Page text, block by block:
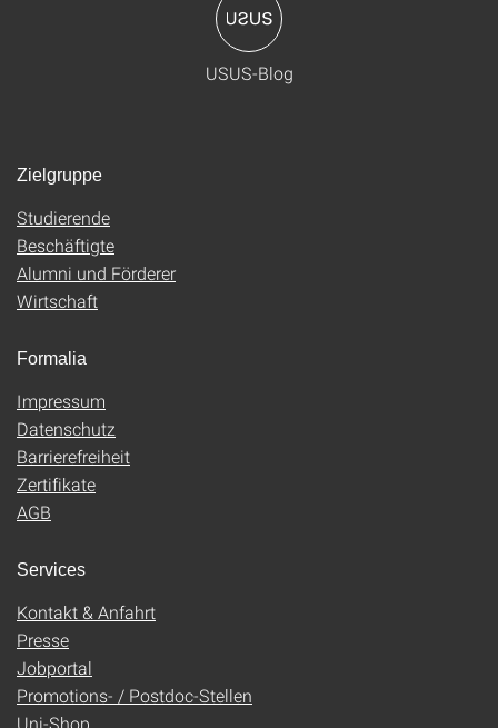
USUS-Blog
Zielgruppe
Studierende
Beschäftigte
Alumni und Förderer
Wirtschaft
Formalia
Impressum
Datenschutz
Barrierefreiheit
Zertifikate
AGB
Services
Kontakt & Anfahrt
Presse
Jobportal
Promotions- / Postdoc-Stellen
Uni-Shop